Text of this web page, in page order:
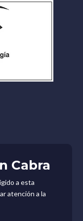
Cabra
a esta
atención a la